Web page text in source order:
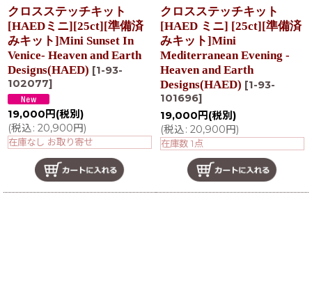
クロスステッチキット
[HAEDミニ][25ct][準備済
みキット]Mini Sunset In
Venice- Heaven and Earth
Designs(HAED) [1-93-
102077]
19,000 円 (税別)
(税込: 20,900円)
在庫なし お取り寄せ
クロスステッチキット
[HAED ミニ] [25ct][準備済
みキット]Mini
Mediterranean Evening -
Heaven and Earth
Designs(HAED) [1-93-
101696]
19,000 円 (税別)
(税込: 20,900円)
在庫数 1点